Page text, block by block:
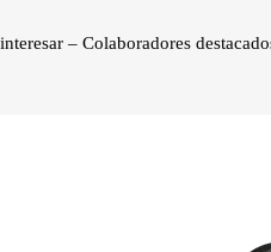
– Colaboradores